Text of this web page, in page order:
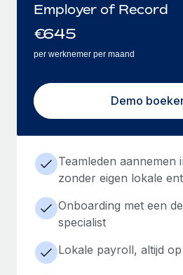
Employer of Record
€645
per werknemer per maand
Demo
Teamleden aannemen
zonder eigen lokale
Onboarding met een
specialist
Lokale payroll, altijd